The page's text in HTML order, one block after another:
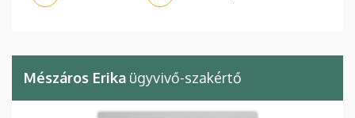
Mészáros Erika ügyvivő-szakértő